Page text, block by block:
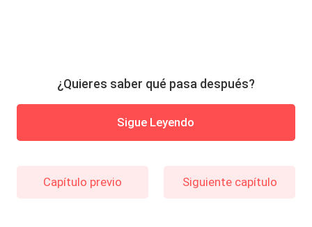
¿Quieres saber qué pasa después?
Sigue Leyendo
Capítulo previo Siguiente capítulo